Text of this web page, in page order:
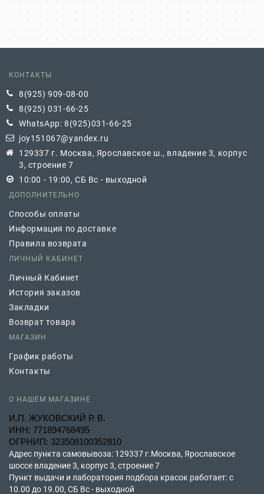
КОНТАКТЫ
8(925) 909-08-00
8(925) 031-66-25
WhatsApp: 8(925)031-66-25
joy151067@yandex.ru
129337 г. Москва, Ярославское ш., владение 3, корпус
3, строение 7
10:00 - 19:00, СБ Вс - выходной
ДОПОЛНИТЕЛЬНО
Способы оплаты
Информация по доставке
Правила возврата
ЛИЧНЫЙ КАБИНЕТ
Личный Кабинет
История заказов
Закладки
Возврат товара
МАГАЗИН
График работы
Контакты
О НАШЕМ МАГАЗИНЕ
И.П. ЖУКОВСКИЙ Р. В.
ИНН: 771894768495
ОГРНИП: 323508100352810
Адрес пункта самовывоза: 129337 г.Москва, Ярославское
шоссе владение 3, корпус 3, строение 7
Пункт выдачи и лаборатория подбора красок работает: с
10.00 до 19.00, СБ Вс - выходной